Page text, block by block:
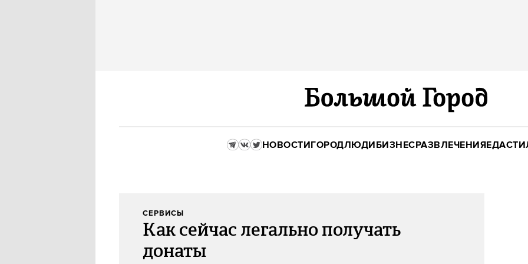
НОВОСТИГОРОДЛЮДИБИЗНЕСРАЗВЛЕЧЕНИЯЕДА
СЕРВИСЫ
Как сейчас легально получать
донаты